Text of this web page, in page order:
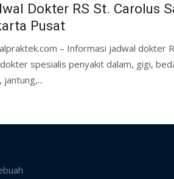
Dokter RS St. Carolus
Pusat
– Informasi jadwal dokter
spesialis penyakit dalam, gigi,